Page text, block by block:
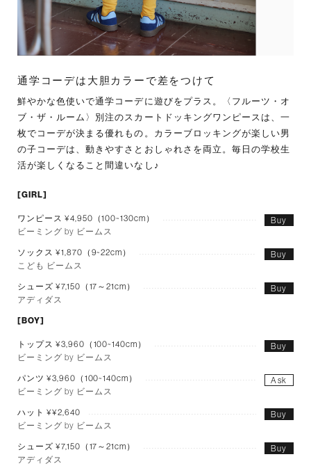
通学コーデは大胆カラーで差をつけて
鮮やかな色使いで通学コーデに遊びをプラス。〈フルーツ・オ
ブ・ザ・ルーム〉別注のスカートドッキングワンピースは、一
枚でコーデが決まる優れもの。カラーブロッキングが楽しい男
の子コーデは、動きやすさとおしゃれさを両立。毎日の学校生
活が楽しくなること間違いなし♪
[GIRL]
ワンピース ¥4,950（100~130cm）
ビーミング by ビームス
Buy
ソックス ¥1,870（9~22cm）
こども ビームス
Buy
シューズ ¥7,150（17～21cm）
アディダス
Buy
[BOY]
トップス ¥3,960（100~140cm）
ビーミング by ビームス
Buy
パンツ ¥3,960（100~140cm）
ビーミング by ビームス
Ask
ハット ¥¥2,640
ビーミング by ビームス
Buy
シューズ ¥7,150（17～21cm）
アディダス
Buy